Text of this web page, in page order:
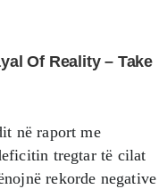
në raport me
tregtar të cilat
rekorde negative